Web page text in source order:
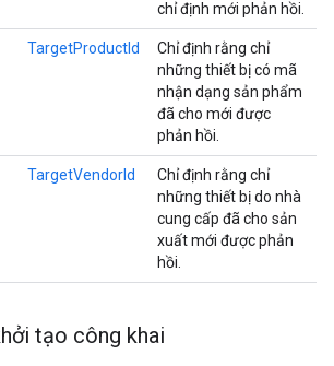
chỉ định mới phản hồi.
TargetProductId
Chỉ định rằng chỉ
những thiết bị có mã
nhận dạng sản phẩm
đã cho mới được
phản hồi.
TargetVendorId
Chỉ định rằng chỉ
những thiết bị do nhà
cung cấp đã cho sản
xuất mới được phản
hồi.
tạo công khai